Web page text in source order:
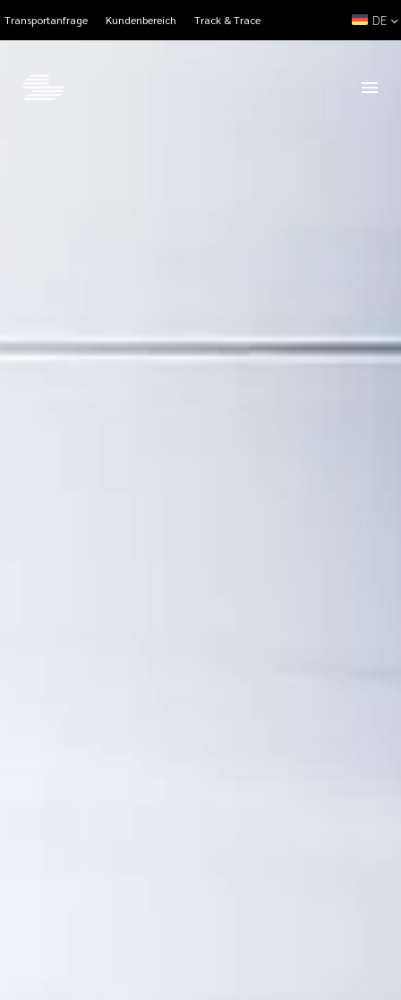
Transportanfrage Kundenbereich Track & Trace DE